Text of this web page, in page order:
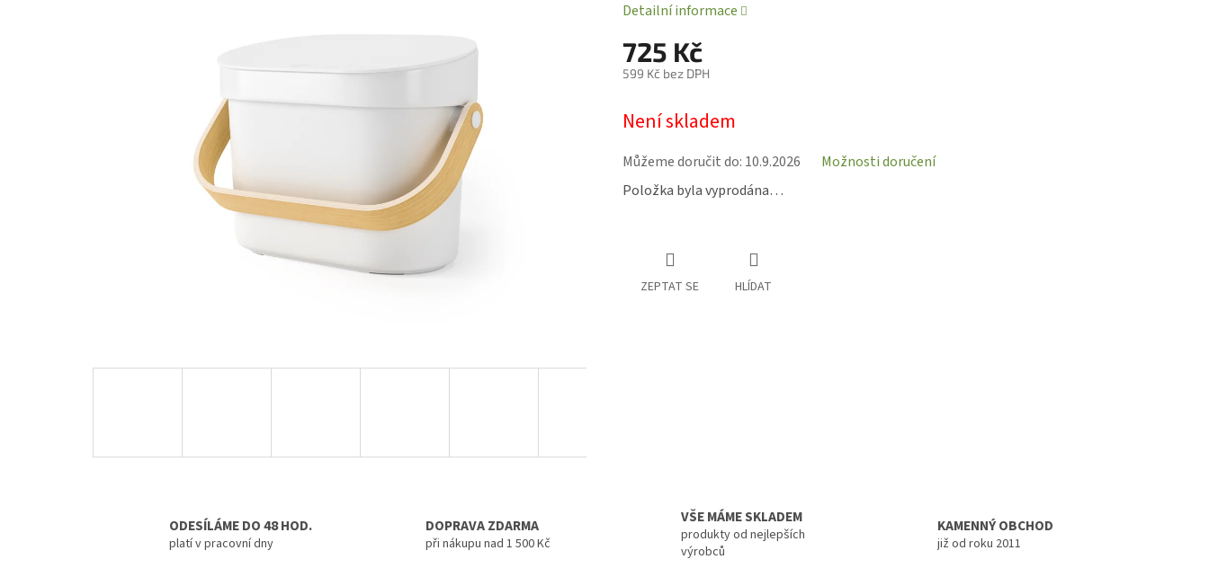
725 Kč
599 Kč bez DPH
cena:
Není skladem
Můžeme doručit do: 10.9.2026
Možnosti doručení
Položka byla vyprodána…
Detailní informace
ZEPTAT SE HLÍDAT
ODESÍLÁME DO 48 HOD.
platí v pracovní dny
DOPRAVA ZDARMA
při nákupu nad 1 500 Kč
VŠE MÁME SKLADEM
produkty od nejlepších
výrobců
KAMENNÝ OBCHOD
již od roku 2011